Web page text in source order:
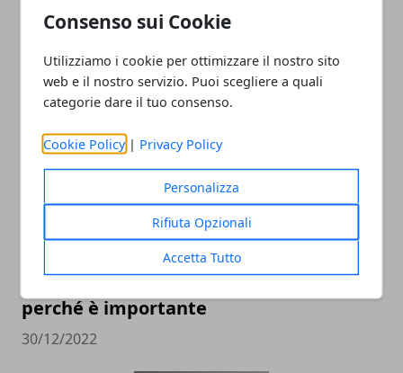
Consenso sui Cookie
Utilizziamo i cookie per ottimizzare il nostro sito
web e il nostro servizio. Puoi scegliere a quali
categorie dare il tuo consenso.
Cookie Policy | Privacy Policy
Personalizza
Rifiuta Opzionali
Accetta Tutto
Il Ruolo dell'Analisi Dati nel Social Media
Marketing
12/12/2024
Pubblicità sui social: come farla e
perché è importante
30/12/2022